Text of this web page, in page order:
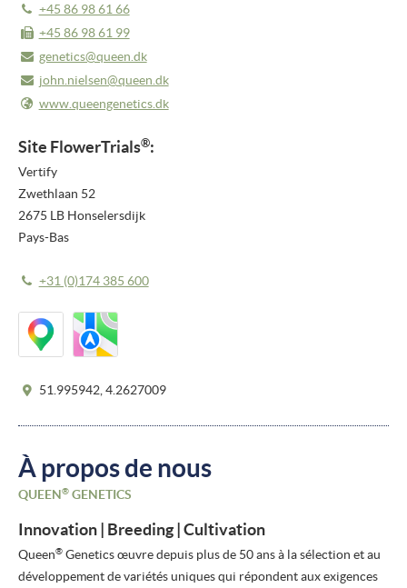
À PROPOS DE FLOWERTRIALS®
CONTACT
+45 86 98 61 66
+45 86 98 61 99
genetics@queen.dk
john.nielsen@queen.dk
www.queengenetics.dk
Site FlowerTrials®:
Vertify
Zwethlaan 52
2675 LB Honselersdijk
Pays-Bas
+31 (0)174 385 600
51.995942, 4.2627009
À propos de nous
QUEEN® GENETICS
Innovation | Breeding | Cultivation
Queen® Genetics œuvre depuis plus de 50 ans à la sélection et au
développement de variétés uniques qui répondent aux exigences